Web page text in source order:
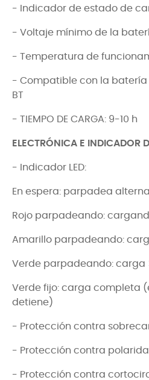
- Indicador de estado de
- Voltaje mínimo de la
- Temperatura de
- Compatible con la batería
BT
- TIEMPO DE CARGA: 9-10 h
ELECTRÓNICA E INDICADOR
- Indicador LED:
En espera: parpadea
Rojo parpadeando:
Amarillo parpadeando:
Verde parpadeando: carga
Verde fijo: carga completa
detiene)
- Protección contra
- Protección contra
- Protección contra